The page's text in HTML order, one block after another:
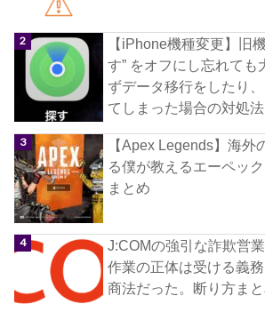
【iPhone機種変更】旧
す” をオフにし忘れても
ずデータ移行をしたり
てしまった場合の対処法
【Apex Legends】海外
る僕が教えるエーペッ
まとめ
J:COMの強引な詐欺営
作業の正体は受ける義
商法だった。断り方ま